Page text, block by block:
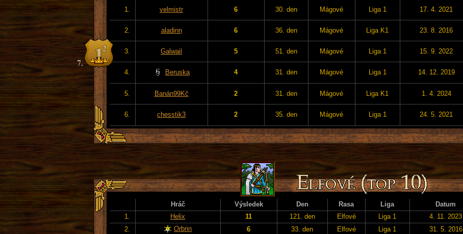
1. velmistr 6 30. den Mágové Liga 1 17. 4. 2021
2. aladinn 6 36. den Mágové Liga K1 23. 8. 2016
3. Galwail 5 51. den Mágové Liga 1 15. 9. 2022
4. Beruska 4 31. den Mágové Liga 1 14. 12. 2019
5. Banán99Kč 2 31. den Mágové Liga K1 1. 4. 2024
6. chesstik3 2 35. den Mágové Liga 1 24. 5. 2021
Hráč Výsledek Den Rasa Liga Datum
1.
Helix 11 121. den Elfové Liga 1 4. 11. 2023
2.
Orbrin 6 33. den Elfové Liga 1 31. 5. 2016